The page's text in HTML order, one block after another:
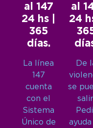
al 147
24 hs |
365
días.
La línea
147
cuenta
con el
Sistema
Único de
al
24
De
se
ayuda